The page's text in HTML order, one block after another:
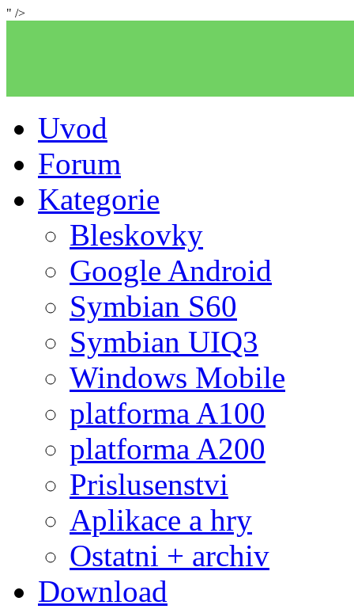
" />
Uvod
Forum
Kategorie
Bleskovky
Google Android
Symbian S60
Symbian UIQ3
Windows Mobile
platforma A100
platforma A200
Prislusenstvi
Aplikace a hry
Ostatni + archiv
Download